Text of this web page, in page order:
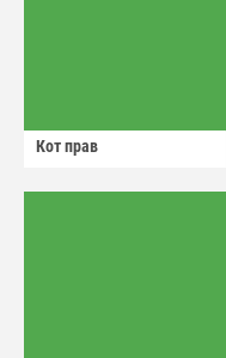
Кот прав